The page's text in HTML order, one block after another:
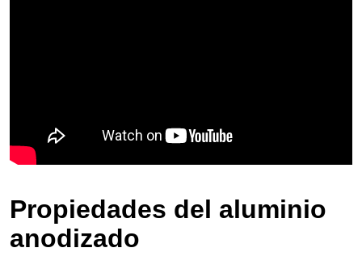
Propiedades del aluminio
anodizado